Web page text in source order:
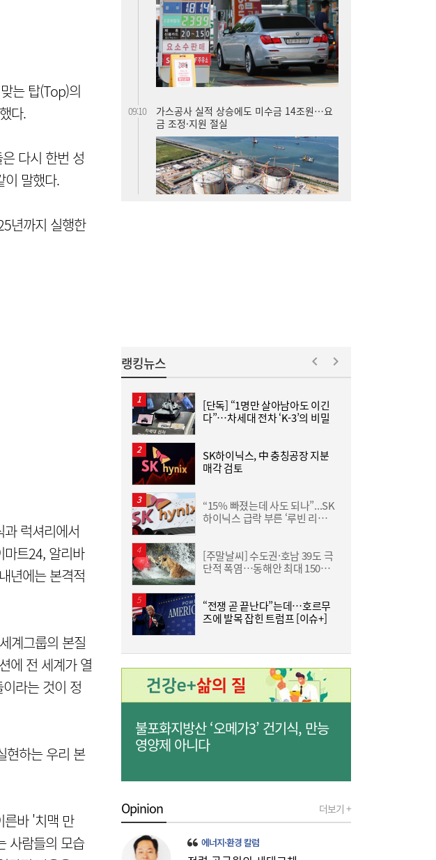
는 탑(Top)의
다.
다시 한번 성
이 말했다.
년까지 실행한
럭셔리에서
트24, 알리바
년에는 본격적
계그룹의 본질
에 전 세계가 열
라는 것이 정
현하는 우리 본
른바 '치맥 만
사람들의 모습
09:10
가스공사 실적 상승에도 미수금 14조원…요
금 조정·지원 절실
[현장] “청소년은 미래 아닌 현재 세대”…기
후위기·물 해법 제시한 18개국 청소년들
방미통위 “차별 아니다” 반박
23:44 SK하이닉스, 中 충칭공장 지분 매각 검토
랭킹뉴스
[단독] “1명만 살아남아도 이긴
다”…차세대 전차 ‘K-3’의 비밀
SK하이닉스, 中 충칭공장 지분
매각 검토
“15% 빠졌는데 사도 되나”...SK
하이닉스 급락 부른 ‘루빈 리스
[주말날씨] 수도권·호남 39도 극
단적 폭염…동해안 최대 150㎜
“전쟁 곧 끝난다”는데…호르무
즈에 발목 잡힌 트럼프 [이슈+]
불포화지방산 ‘오메가3’ 건기식, 만능
영양제 아니다
Opinion 더보기 +
에너지·환경 칼럼